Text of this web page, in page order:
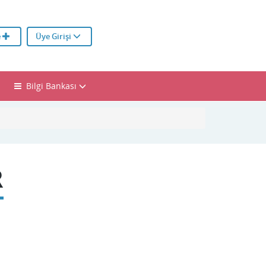
Üye Girişi
Bilgi Bankası